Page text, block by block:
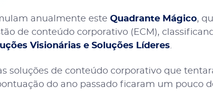
anualmente este Quadrante Mágico,
de conteúdo corporativo (ECM),
Visionárias e Soluções Líderes.
soluções de conteúdo corporativo que
do ano passado ficaram um pouco